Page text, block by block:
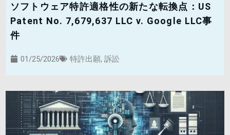
ソフトウェア特許適格性の新たな転換点：US
Patent No. 7,679,637 LLC v. Google LLC事
件
01/25/2026 特許出願, 訴訟